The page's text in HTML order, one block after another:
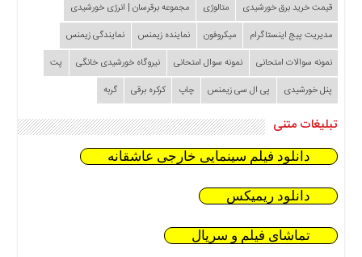
قیمت خرید برق خورشیدی
متالوژی
مجموعه برقرسان | انرژی خورشیدی
مدیریت پیج اینستاگرام
میکروفون نماینده زیمنس
نمایندگی زیمنس
نمونه سوالات امتحانی
نمونه سوال امتحانی نیروگاه خورشیدی خانگی
پت
پنل خورشیدی
پی ال سی زیمنس چاپ کرکره برقی گربه
تبلیغات متنی
دانلود فیلم سینمایی خارجی عاشقانه
دانلود ریمیکس
تماشای فیلم و سریال